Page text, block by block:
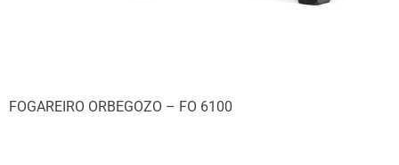
FOGAREIRO ORBEGOZO – FO 6100